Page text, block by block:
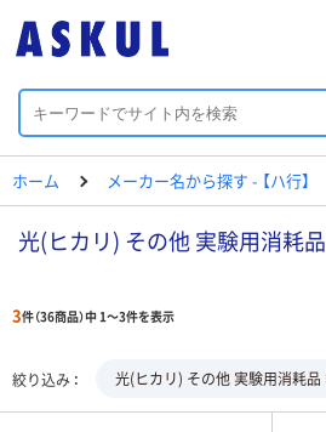
ホーム メーカー名から探す - 【ハ行】
光(ヒカリ) その他 実験用消耗品
3件（36商品）中 1～3件を表示
絞り込み 光(ヒカリ) その他 実験用消耗品